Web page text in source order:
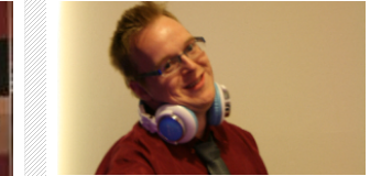
DJ HARVEY MILLER